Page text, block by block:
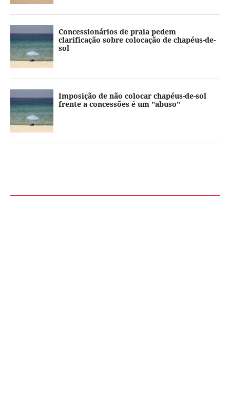
Concessionários de praia pedem
clarificação sobre colocação de chapéus-de-
sol
Imposição de não colocar chapéus-de-sol
frente a concessões é um "abuso"